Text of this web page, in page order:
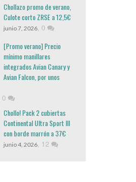
Chollazo promo de verano,
Culote corto ZRSE a 12,5€
junio 7, 2026, 0
[Promo verano] Precio
mínimo manillares
integrados Avian Canary y
Avian Falcon, por unos
0
Chollo! Pack 2 cubiertas
Continental Ultra Sport III
con borde marrón a 37€
junio 4, 2026, 12